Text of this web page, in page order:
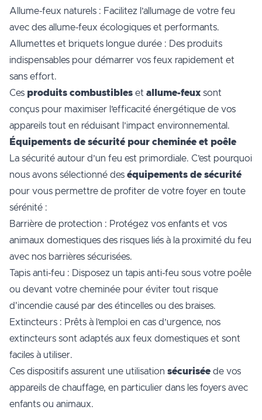
Allume-feux naturels : Facilitez l’allumage de votre feu
avec des allume-feux écologiques et performants.
Allumettes et briquets longue durée : Des produits
indispensables pour démarrer vos feux rapidement et
sans effort.
Ces produits combustibles et allume-feux sont
conçus pour maximiser l’efficacité énergétique de vos
appareils tout en réduisant l’impact environnemental.
Équipements de sécurité pour cheminée et poêle
La sécurité autour d’un feu est primordiale. C’est pourquoi
nous avons sélectionné des équipements de sécurité
pour vous permettre de profiter de votre foyer en toute
sérénité :
Barrière de protection : Protégez vos enfants et vos
animaux domestiques des risques liés à la proximité du feu
avec nos barrières sécurisées.
Tapis anti-feu : Disposez un tapis anti-feu sous votre poêle
ou devant votre cheminée pour éviter tout risque
d'incendie causé par des étincelles ou des braises.
Extincteurs : Prêts à l’emploi en cas d’urgence, nos
extincteurs sont adaptés aux feux domestiques et sont
faciles à utiliser.
Ces dispositifs assurent une utilisation sécurisée de vos
appareils de chauffage, en particulier dans les foyers avec
enfants ou animaux.